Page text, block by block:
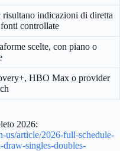
risultano indicazioni di diretta
controllate
scelte, con piano o
HBO Max o provider
2026:
us/article/2026-full-schedule-
singles-doubles-